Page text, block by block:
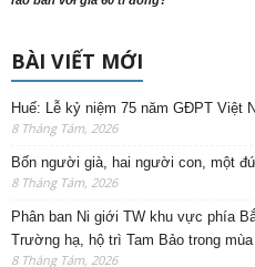
BÀI VIẾT MỚI
Huế: Lễ kỷ niệm 75 năm GĐPT Việt
8 Tháng Tám, 2026
Bốn người già, hai người con, một
8 Tháng Tám, 2026
Phân ban Ni giới TW khu vực phía
Trường hạ, hộ trì Tam Bảo trong
8 Tháng Tám, 2026